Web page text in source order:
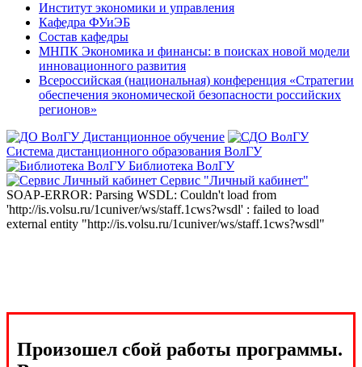
Институт экономики и управления
Кафедра ФУиЭБ
Состав кафедры
МНПК Экономика и финансы: в поисках новой модели
инновационного развития
Всероссийская (национальная) конференция «Стратегии
обеспечения экономической безопасности российских
регионов»
Дистанционное обучение
Система дистанционного образования ВолГУ
Библиотека ВолГУ
Сервис "Личный кабинет"
SOAP-ERROR: Parsing WSDL: Couldn't load from
'http://is.volsu.ru/1cuniver/ws/staff.1cws?wsdl' : failed to load
external entity "http://is.volsu.ru/1cuniver/ws/staff.1cws?wsdl"
Произошел сбой работы программы.